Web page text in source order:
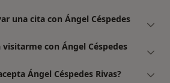
una cita con Ángel Céspedes
con Ángel Céspedes
Ángel Céspedes Rivas?